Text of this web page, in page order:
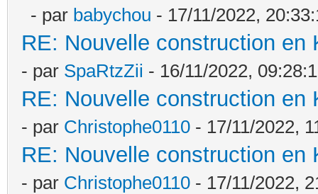
- par babychou - 17/11/2022,
RE: Nouvelle construction
- par SpaRtzZii - 16/11/2022,
RE: Nouvelle construction
- par Christophe0110 - 17/11/2022,
RE: Nouvelle construction
- par Christophe0110 - 17/11/2022,